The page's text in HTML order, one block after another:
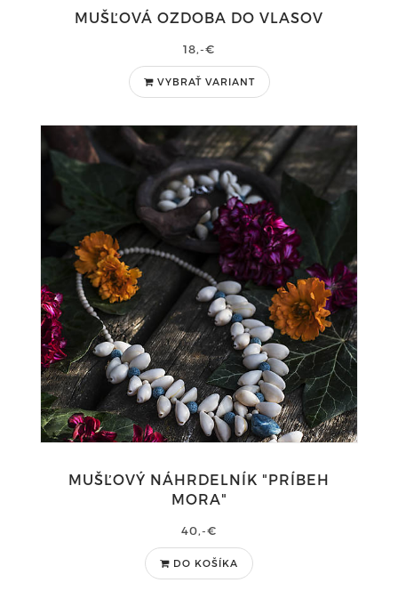
MUŠĽOVÁ OZDOBA DO VLASOV
18,-€
VYBRAŤ VARIANT
MUŠĽOVÝ NÁHRDELNÍK "PRÍBEH
MORA"
40,-€
DO KOŠÍKA